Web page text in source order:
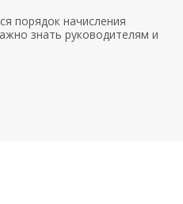
порядок начисления
знать руководителям и